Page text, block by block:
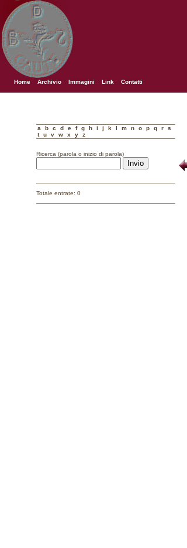
Home Archivio Immagini Link Contatti
a b c d e f g h i j k l m n o p q r
s
t
u v w x y z
Ricerca (parola o inizio di parola)
Totale entrate: 0